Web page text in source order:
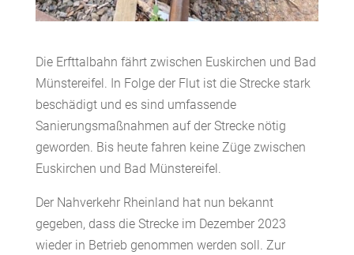
Die Erfttalbahn fährt zwischen Euskirchen und Bad
Münstereifel. In Folge der Flut ist die Strecke stark
beschädigt und es sind umfassende
Sanierungsmaßnahmen auf der Strecke nötig
geworden. Bis heute fahren keine Züge zwischen
Euskirchen und Bad Münstereifel.
Der Nahverkehr Rheinland hat nun bekannt
gegeben, dass die Strecke im Dezember 2023
wieder in Betrieb genommen werden soll. Zur